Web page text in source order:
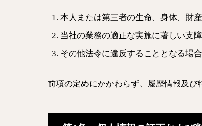
本人または第三者の生命、身体、財
当社の業務の適正な実施に著しい支
その他法令に違反することとなる場合
前項の定めにかかわらず、履歴情報及び